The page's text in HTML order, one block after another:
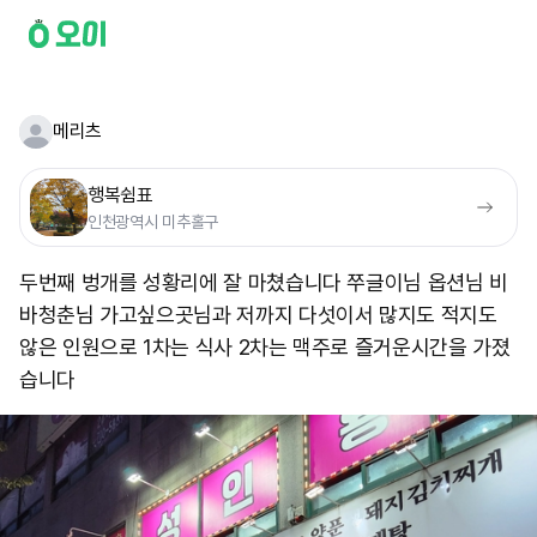
메리츠
행복쉼표
인천광역시 미추홀구
두번째 벙개를 성황리에 잘 마쳤습니다 쭈글이님 옵션님 비
바청춘님 가고싶으곳님과 저까지 다섯이서 많지도 적지도
않은 인원으로 1차는 식사 2차는 맥주로 즐거운시간을 가졌
습니다